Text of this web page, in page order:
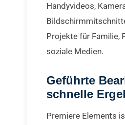
Handyvideos,
Projekte für Familie,
soziale Medien.
Geführte
schnelle
Premiere Elements